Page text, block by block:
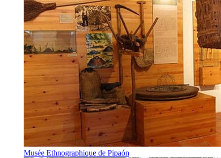
Musée Ethnographique de Pipaón